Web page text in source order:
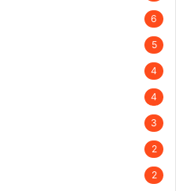
6
5
4
4
3
2
2